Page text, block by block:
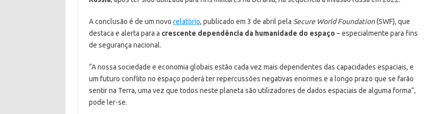
A conclusão é de um novo relatório, publicado em 3 de abril pela Secure World Foundation(SWF), que
destaca e alerta para a crescente dependência da humanidade do espaço – especialmente para fins
de segurança nacional.
“A nossa sociedade e economia globais estão cada vez mais dependentes das capacidades espaciais, e
um futuro conflito no espaço poderá ter repercussões negativas enormes e a longo prazo que se farão
sentir na Terra, uma vez que todos neste planeta são utilizadores de dados espaciais de alguma forma”,
pode ler-se.